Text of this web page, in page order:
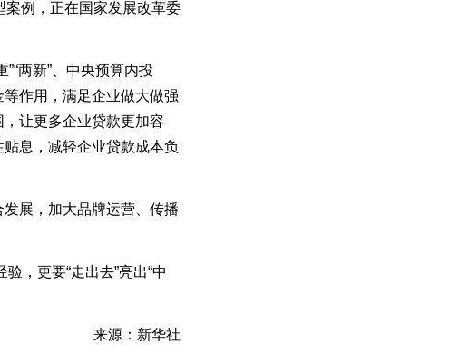
例，正在国家发展改革委
两新”、中央预算内投
作用，满足企业做大做强
让更多企业贷款更加容
息，减轻企业贷款成本负
展，加大品牌运营、传播
，更要“走出去”亮出“中
来源：新华社